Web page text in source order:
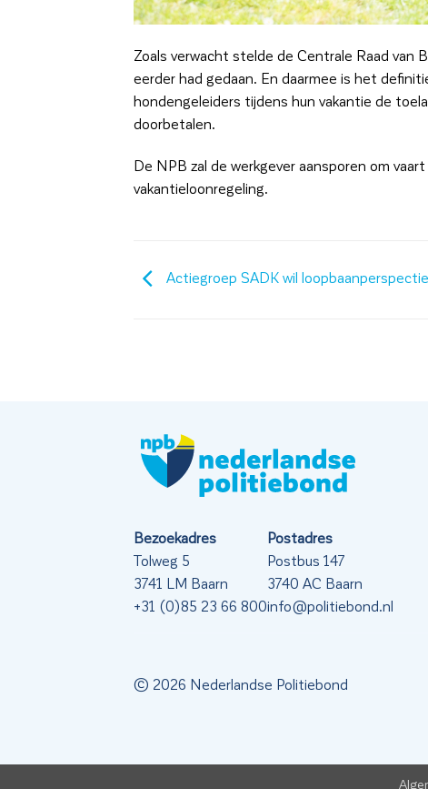
Zoals verwacht stelde de Centrale Raad van
eerder had gedaan. En daarmee is het
hondengeleiders tijdens hun vakantie de
doorbetalen.
De NPB zal de werkgever aansporen om
vakantieloonregeling.
Actiegroep SADK wil
Bezoekadres
Tolweg 5
3741 LM Baarn
+31 (0)85 23 66 800
Postadres
Postbus 147
3740 AC Baarn
info@politiebond.nl
© 2026 Nederlandse Politiebond